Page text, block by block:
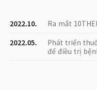
2022.10.
Ra mắt
2022.05.
Phát triển
để điều trị